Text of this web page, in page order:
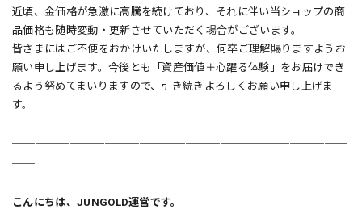
近頃、金価格が急激に高騰を続けており、それに伴い当ショップの商
品価格も随時変動・更新させていただく場合がございます。
皆さまにはご不便をおかけいたしますが、何卒ご理解賜りますようお
願い申し上げます。今後とも「資産価値＋心躍る体験」をお届けでき
るよう努めてまいりますので、引き続きよろしくお願い申し上げま
す。
─────────────────────────────
─────────────────────────────
──
こんにちは、JUNGOLD運営です。